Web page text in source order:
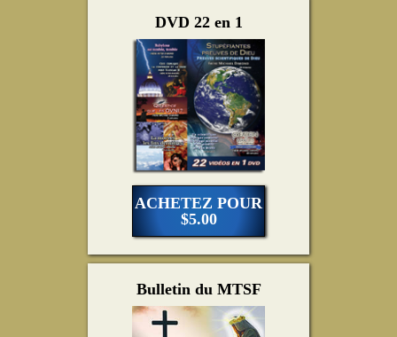
DVD 22 en 1
ACHETEZ POUR
$5.00
Bulletin du MTSF